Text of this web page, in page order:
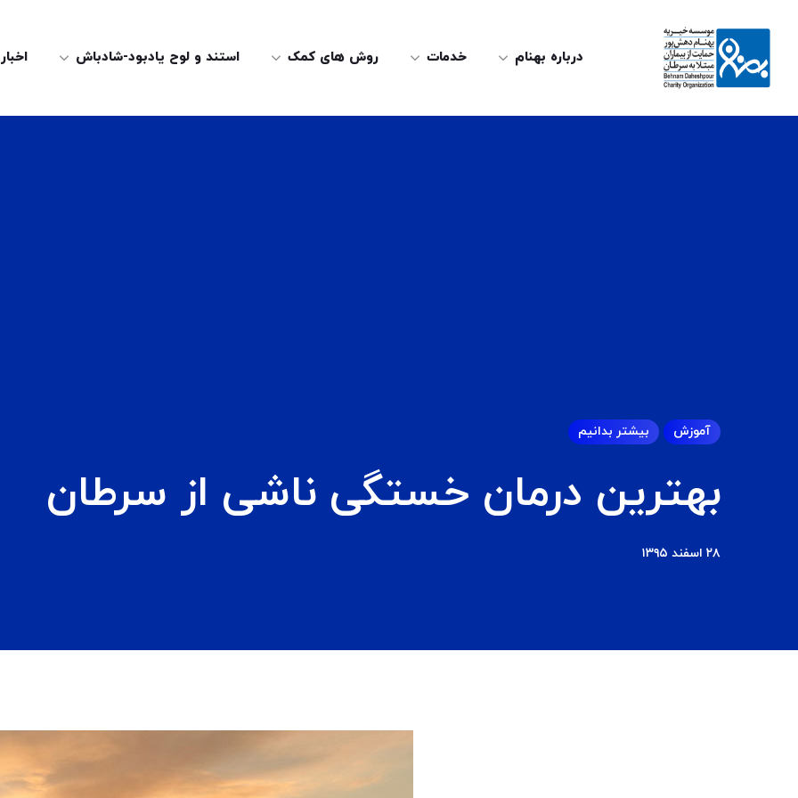
درباره بهنام خدمات روش های کمک استند و لوح یادبود-شادباش اخبار
آموزش بیشتر بدانیم
بهترین درمان خستگی ناشی از سرطان
۲۸ اسفند ۱۳۹۵